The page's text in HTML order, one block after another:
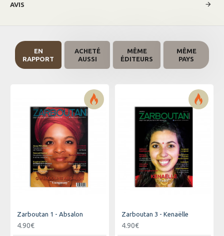
AVIS
EN
RAPPORT
ACHETÉ
AUSSI
MÊME
ÉDITEURS
MÊME
PAYS
Zarboutan 1 - Absalon
4.90€
Zarboutan 3 - Kenaëlle
4.90€